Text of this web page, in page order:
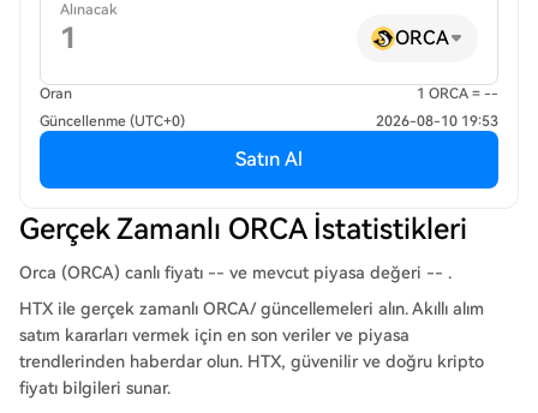
Alınacak
ORCA
Oran
1 ORCA = --
Güncellenme (UTC+0)
2026-08-10 19:53
Satın Al
Gerçek Zamanlı ORCA İstatistikleri
Orca (ORCA) canlı fiyatı -- ve mevcut piyasa değeri -- .
HTX ile gerçek zamanlı ORCA/ güncellemeleri alın. Akıllı alım
satım kararları vermek için en son veriler ve piyasa
trendlerinden haberdar olun. HTX, güvenilir ve doğru kripto
fiyatı bilgileri sunar.